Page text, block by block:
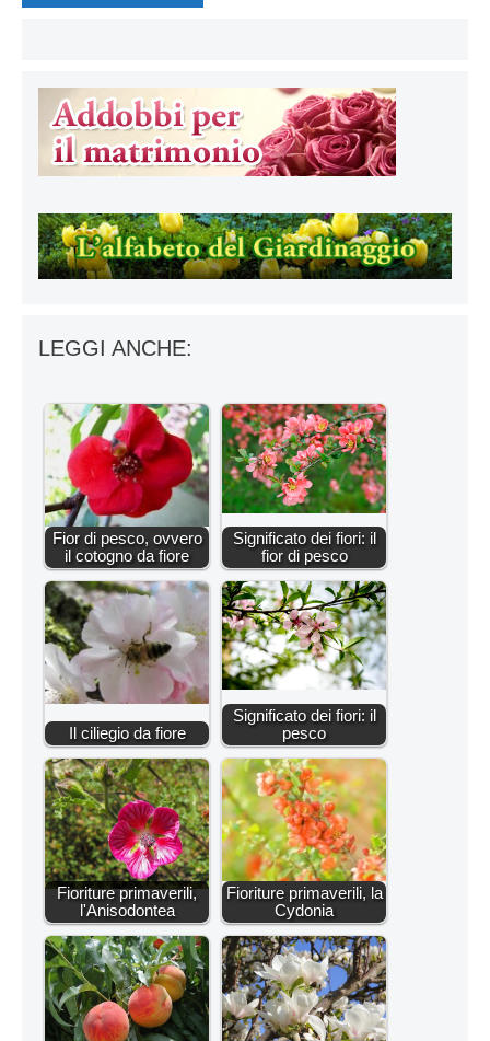
LEGGI ANCHE:
Fior di pesco, ovvero
il cotogno da fiore
Significato dei fiori: il
fior di pesco
Il ciliegio da fiore
Significato dei fiori: il
pesco
Fioriture primaverili,
l'Anisodontea
Fioriture primaverili, la
Cydonia